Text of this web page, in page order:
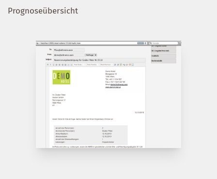
Prognoseübersicht